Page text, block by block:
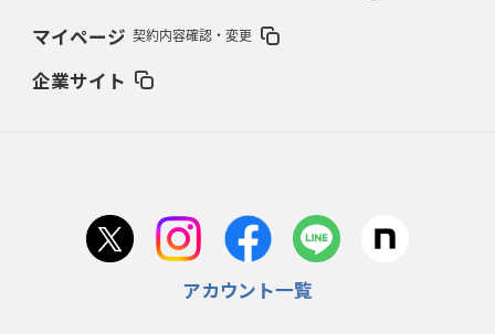
2026年2月5日(木)更新
占い方
首位スピアーズ、充実の攻撃力 「湧き出る」パスでトライ量産
マイページ 契約内容確認・変更
企業サイト
アカウント一覧